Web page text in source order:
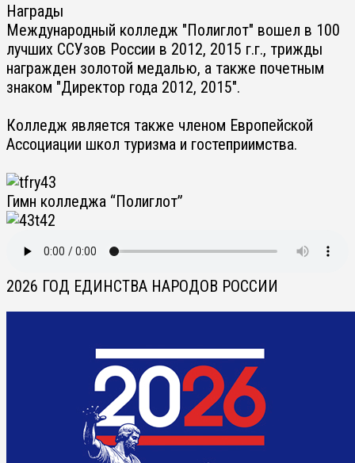
Награды
Международный колледж "Полиглот" вошел в 100
лучших ССУзов России в 2012, 2015 г.г., трижды
награжден золотой медалью, а также почетным
знаком "Директор года 2012, 2015".
Колледж является также членом Европейской
Ассоциации школ туризма и гостеприимства.
Гимн колледжа “Полиглот”
2026 ГОД ЕДИНСТВА НАРОДОВ РОССИИ